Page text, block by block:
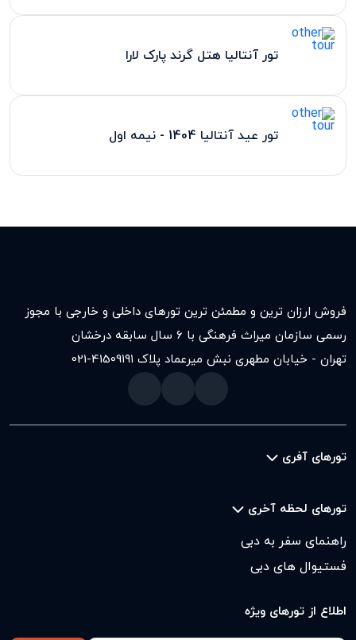
تور آنتالیا هتل گرند پارک لارا
تور عید آنتالیا 1404 - نیمه اول
فروش ارزان ترین و مطمئن ترین تورهای داخلی و خارجی با مجوز
رسمی سازمان میراث فرهنگی با ۶ سال سابقه درخشان
تهران - خیابان مطهری نبش میرعماد پلاک ۱۹۱
021-41509
تورهای آفری
تورهای لحظه آخری
راهنمای سفر به دبی
فستیوال های دبی
اطلاع از تورهای ویژه